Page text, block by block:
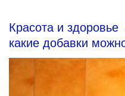
Красота и здоровье
какие добавки